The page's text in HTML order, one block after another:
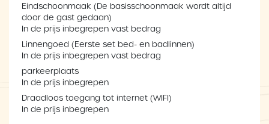
Eindschoonmaak (De basisschoonmaak wordt altijd
door de gast gedaan)
In de prijs inbegrepen vast bedrag
Linnengoed (Eerste set bed- en badlinnen)
In de prijs inbegrepen vast bedrag
parkeerplaats
In de prijs inbegrepen
Draadloos toegang tot internet (WIFI)
In de prijs inbegrepen